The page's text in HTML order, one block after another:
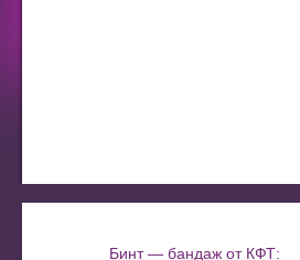
Бинт — бандаж от КФТ: